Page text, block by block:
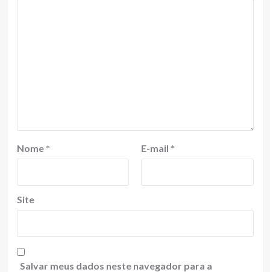
Nome * E-mail *
Site
Salvar meus dados neste navegador para a